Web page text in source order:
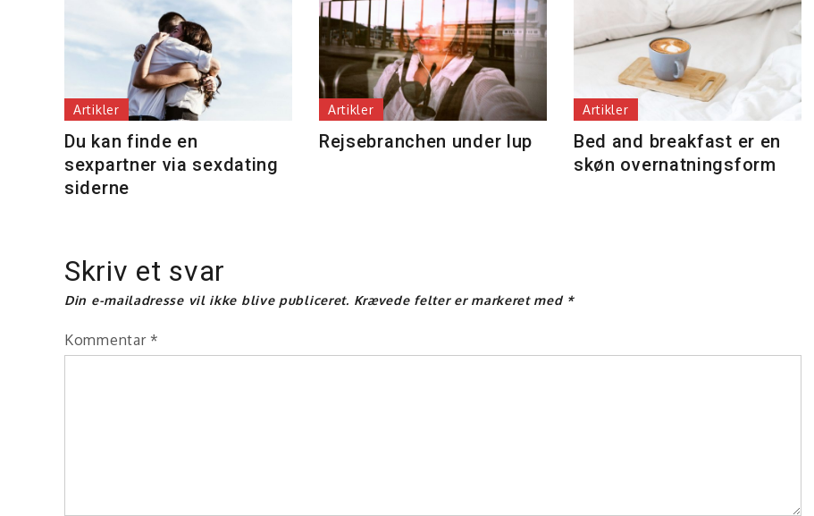
Artikler
Du kan finde en
sexpartner via sexdating
siderne
Artikler
Rejsebranchen under lup
Artikler
Bed and breakfast er en
skøn overnatningsform
Skriv et svar
Din e-mailadresse vil ikke blive publiceret. Krævede felter er markeret med *
Kommentar *